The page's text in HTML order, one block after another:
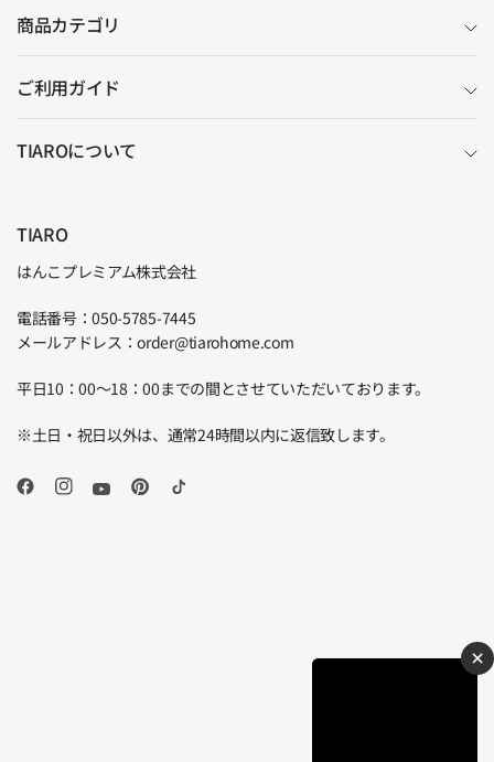
商品カテゴリ
ご利用ガイド
TIAROについて
TIARO
はんこプレミアム株式会社
電話番号：050-5785-7445
メールアドレス：order@tiarohome.com
平日10：00～18：00までの間とさせていただいております。
※土日・祝日以外は、通常24時間以内に返信致します。
×